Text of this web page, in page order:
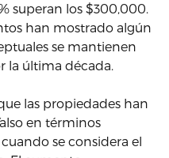
superan los $300,000.
han mostrado algún
se mantienen
la última década.
las propiedades han
en términos
se considera el